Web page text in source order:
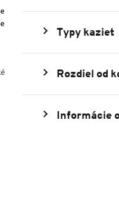
Typy kaziet
Rozdiel od
Informácie